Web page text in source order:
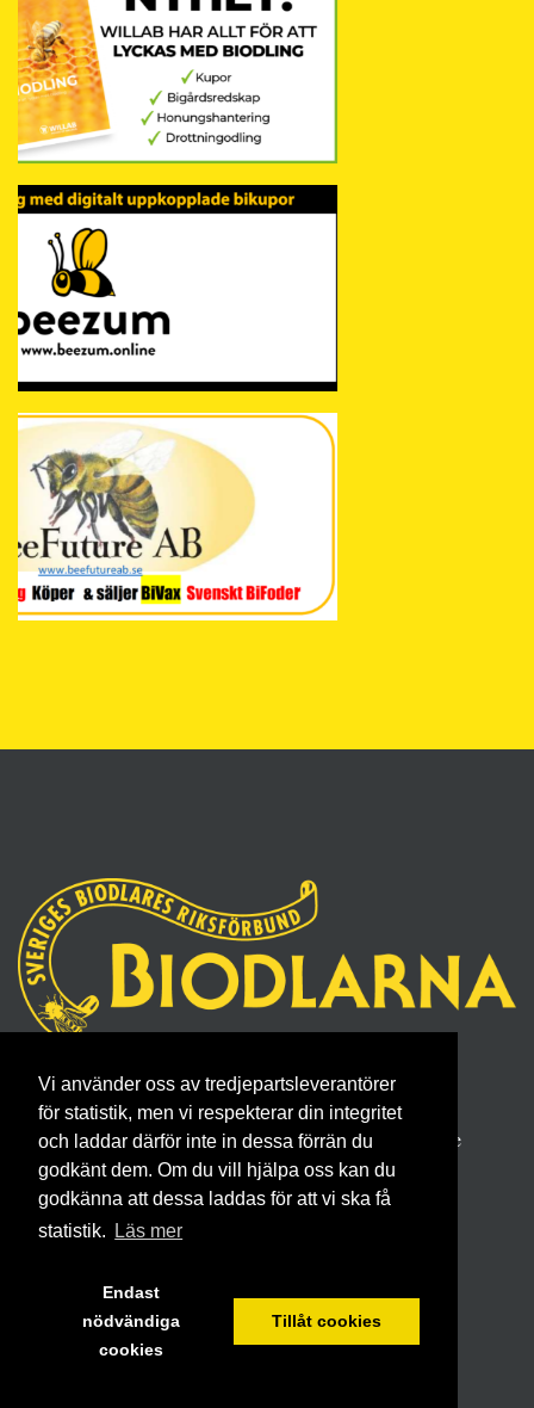
Vi använder oss av tredjepartsleverantörer
för statistik, men vi respekterar din integritet
och laddar därför inte in dessa förrän du
godkänt dem. Om du vill hjälpa oss kan du
godkänna att dessa laddas för att vi ska få
statistik.
Läs mer
Endast
nödvändiga
cookies
Tillåt cookies
Sveriges Biodlares Riksförbund
Borgmästaregatan 26, 596 34 Skänninge
Telefon 0142- 48 20 00, E-post: info@biodlarna.se
Köpvillkor för medlemskap